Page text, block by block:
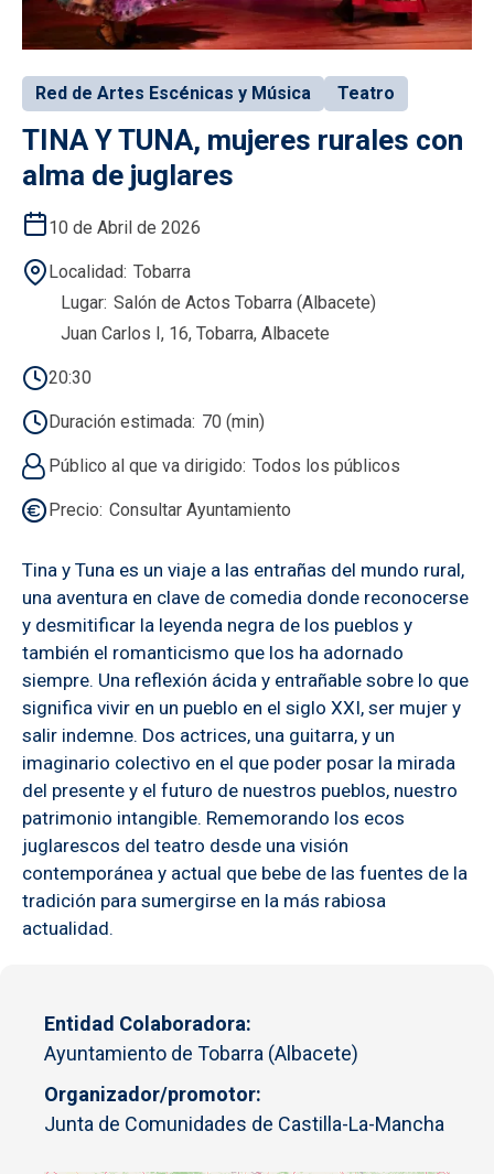
Red de Artes Escénicas y Música Teatro
TINA Y TUNA, mujeres rurales con
alma de juglares
10 de Abril de 2026
Localidad Tobarra
Lugar Salón de Actos Tobarra (Albacete)
Juan Carlos I, 16, Tobarra, Albacete
20:30
Duración estimada 70 (min)
Público al que va dirigido Todos los públicos
Precio Consultar Ayuntamiento
Tina y Tuna es un viaje a las entrañas del mundo rural,
una aventura en clave de comedia donde reconocerse
y desmitificar la leyenda negra de los pueblos y
también el romanticismo que los ha adornado
siempre. Una reflexión ácida y entrañable sobre lo que
significa vivir en un pueblo en el siglo XXI, ser mujer y
salir indemne. Dos actrices, una guitarra, y un
imaginario colectivo en el que poder posar la mirada
del presente y el futuro de nuestros pueblos, nuestro
patrimonio intangible. Rememorando los ecos
juglarescos del teatro desde una visión
contemporánea y actual que bebe de las fuentes de la
tradición para sumergirse en la más rabiosa
actualidad.
Entidad Colaboradora
Ayuntamiento de Tobarra (Albacete)
Organizador/promotor
Junta de Comunidades de Castilla-La-Mancha